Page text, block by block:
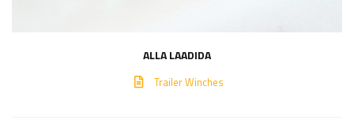
ALLA LAADIDA
Trailer Winches